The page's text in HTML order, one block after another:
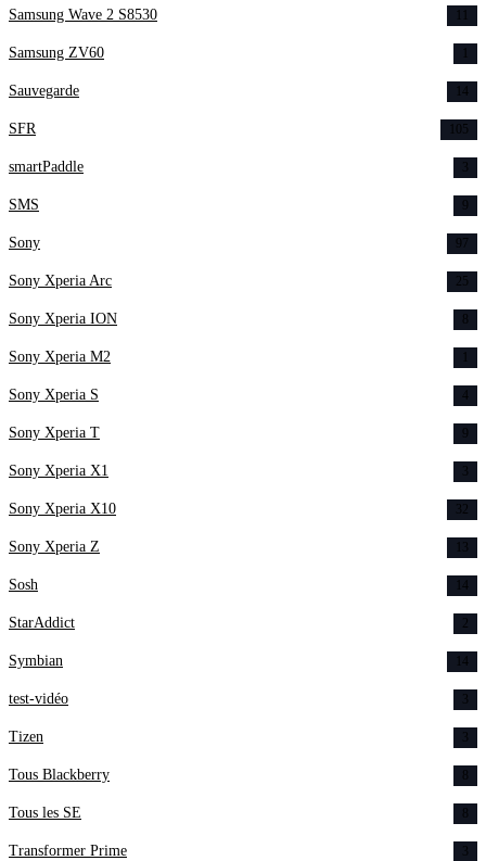
Samsung Wave 2 S8530
Samsung ZV60
Sauvegarde 14
SFR 105
smartPaddle 3
SMS 9
Sony 97
Sony Xperia Arc 25
Sony Xperia ION 8
Sony Xperia M2
Sony Xperia S 4
Sony Xperia T 9
Sony Xperia X1 3
Sony Xperia X10 32
Sony Xperia Z 13
Sosh 14
StarAddict 2
Symbian 14
test-vidéo 3
Tizen 3
Tous Blackberry 8
Tous les SE 8
Transformer Prime 3